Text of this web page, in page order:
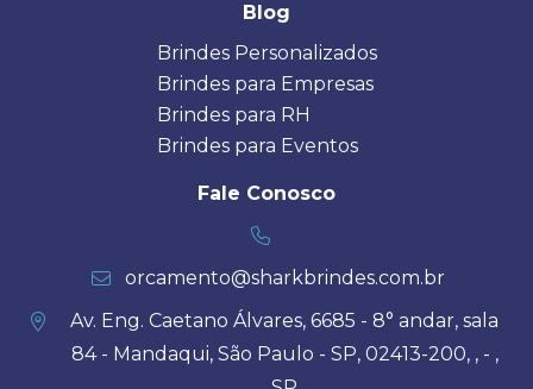
Blog
Brindes Personalizados
Brindes para Empresas
Brindes para RH
Brindes para Eventos
Fale Conosco
orcamento@sharkbrindes.com.br
Av. Eng. Caetano Álvares, 6685 - 8° andar, sala
84 - Mandaqui, São Paulo - SP, 02413-200, , - ,